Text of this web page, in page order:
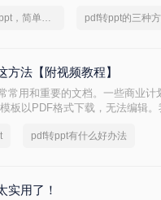
怎么将pdf转换成ppt，简单方法教你一招 pdf转ppt的三种
法【附视频教程】
常用和重要的文档。一些商业计
板以PDF格式下载，无法编辑
pdf转ppt有什么好办法
实用了！